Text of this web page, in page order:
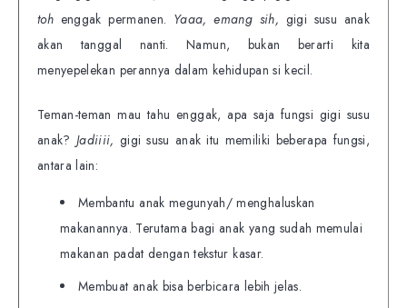
toh enggak permanen. Yaaa, emang sih, gigi susu anak
akan tanggal nanti. Namun, bukan berarti kita
menyepelekan perannya dalam kehidupan si kecil.
Teman-teman mau tahu enggak, apa saja fungsi gigi susu
anak? Jadiiii, gigi susu anak itu memiliki beberapa fungsi,
antara lain:
Membantu anak megunyah/ menghaluskan
makanannya. Terutama bagi anak yang sudah memulai
makanan padat dengan tekstur kasar.
Membuat anak bisa berbicara lebih jelas.